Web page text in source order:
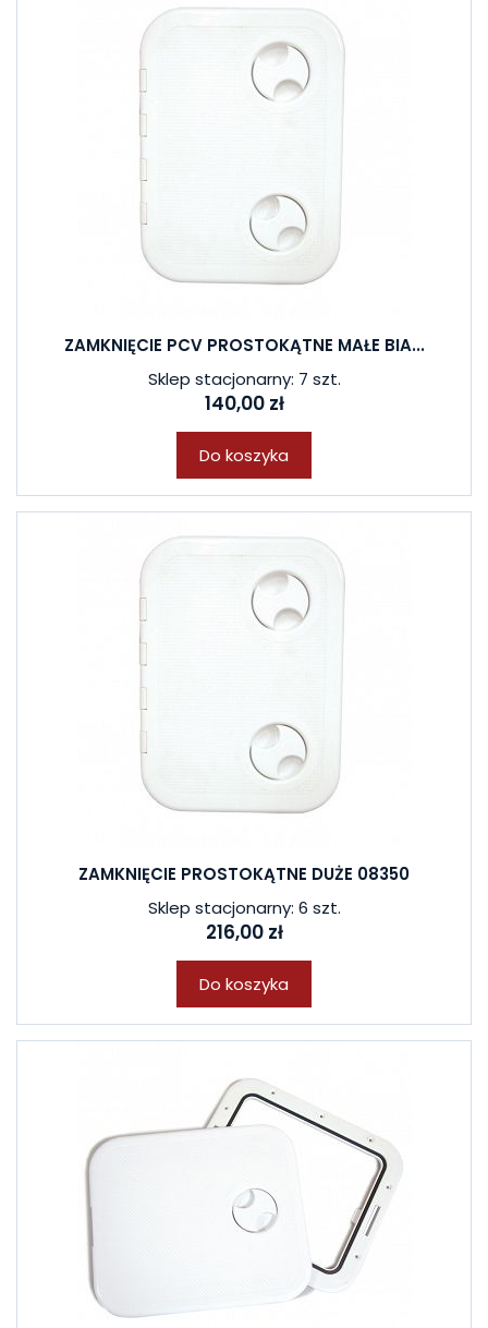
ZAMKNIĘCIE PCV PROSTOKĄTNE MAŁE BIA...
Sklep stacjonarny: 7 szt.
140,00 zł
Do koszyka
ZAMKNIĘCIE PROSTOKĄTNE DUŻE 08350
Sklep stacjonarny: 6 szt.
216,00 zł
Do koszyka